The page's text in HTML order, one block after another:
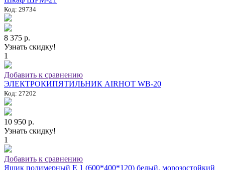
Код: 29734
8 375 р.
Узнать скидку!
1
Добавить к сравнению
ЭЛЕКТРОКИПЯТИЛЬНИК AIRHOT WB-20
Код: 27202
10 950 р.
Узнать скидку!
1
Добавить к сравнению
Ящик полимерный E 1 (600*400*120) белый, морозостойкий